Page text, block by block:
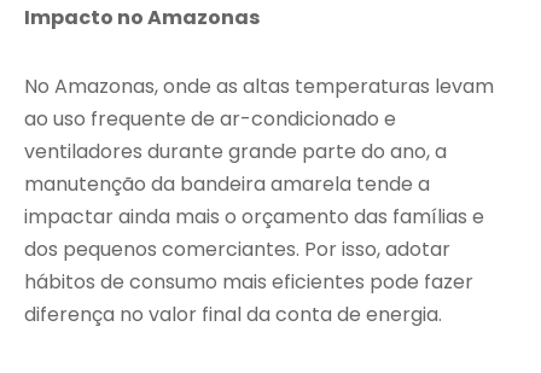
Impacto no Amazonas
No Amazonas, onde as altas temperaturas levam
ao uso frequente de ar-condicionado e
ventiladores durante grande parte do ano, a
manutenção da bandeira amarela tende a
impactar ainda mais o orçamento das famílias e
dos pequenos comerciantes. Por isso, adotar
hábitos de consumo mais eficientes pode fazer
diferença no valor final da conta de energia.